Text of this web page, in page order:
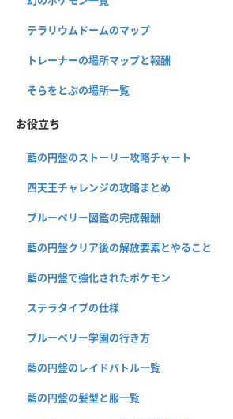
テラリウムドームのマップ
トレーナーの場所マップと報酬
そらをとぶの場所一覧
お役立ち
藍の円盤のストーリー攻略チャート
四天王チャレンジの攻略まとめ
ブルーベリー図鑑の完成報酬
藍の円盤クリア後の解放要素とやること
藍の円盤で強化されたポケモン
ステラタイプの仕様
ブルーベリー学園の行き方
藍の円盤のレイドバトル一覧
藍の円盤の髪型と服一覧